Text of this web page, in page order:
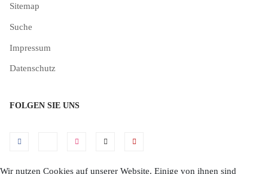
Sitemap
Suche
Impressum
Datenschutz
FOLGEN SIE UNS
Wir nutzen Cookies auf unserer Website. Einige von ihnen sind